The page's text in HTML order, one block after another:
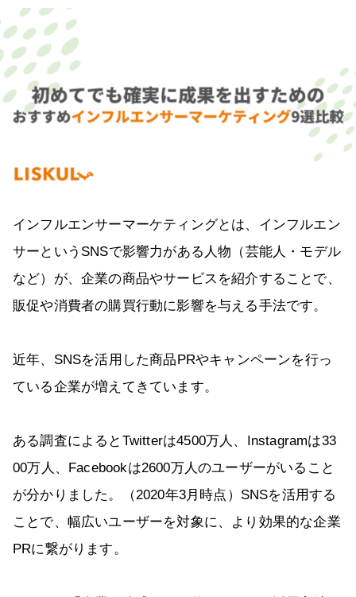
インフルエンサーマーケティングとは、インフルエン
サーというSNSで影響力がある人物（芸能人・モデル
など）が、企業の商品やサービスを紹介することで、
販促や消費者の購買行動に影響を与える手法です。
近年、SNSを活用した商品PRやキャンペーンを行っ
ている企業が増えてきています。
ある調査によるとTwitterは4500万人、Instagramは33
00万人、Facebookは2600万人のユーザーがいること
が分かりました。（2020年3月時点）SNSを活用する
ことで、幅広いユーザーを対象に、より効果的な企業
PRに繋がります。